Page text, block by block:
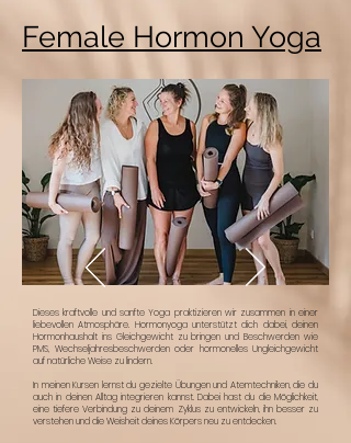
Female Hormon Yoga
Dieses kraftvolle und sanfte Yoga praktizieren wir zusammen in einer
liebevollen Atmosphäre. Hormonyoga unterstützt dich dabei, deinen
Hormonhaushalt ins Gleichgewicht zu bringen und Beschwerden wie
PMS, Wechseljahresbeschwerden oder hormonelles Ungleichgewicht
auf natürliche Weise zu lindern.
In meinen Kursen lernst du gezielte Übungen und Atemtechniken, die du
auch in deinen Alltag integrieren kannst. Dabei hast du die Möglichkeit,
eine tiefere Verbindung zu deinem Zyklus zu entwickeln, ihn besser zu
verstehen und die Weisheit deines Körpers neu zu entdecken.